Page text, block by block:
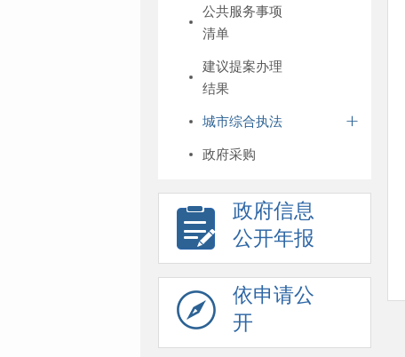
公共服务事项
清单
建议提案办理
结果
城市综合执法
政府采购
政府信息
公开年报
依申请公
开